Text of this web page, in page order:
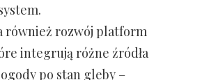
również rozwój platform
integrują różne źródła
po stan gleby –